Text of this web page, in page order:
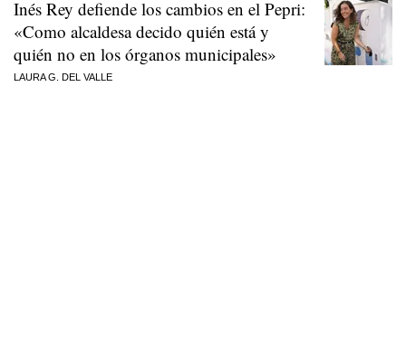
Inés Rey defiende los cambios en el Pepri:
«Como alcaldesa decido quién está y
quién no en los órganos municipales»
LAURA G. DEL VALLE